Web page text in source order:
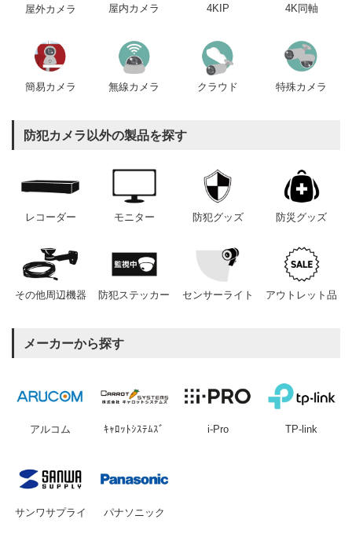
屋外カメラ 屋内カメラ 4KIP 4K同軸
簡易カメラ 無線カメラ クラウド 特殊カメラ
防犯カメラ以外の製品を探す
レコーダー モニター 防犯グッズ 防災グッズ
その他周辺機器 防犯ステッカー センサーライト アウトレット品
メーカーから探す
アルコム ｷｬﾛｯﾄｼｽﾃﾑｽﾞ i-Pro TP-link
サンワサプライ パナソニック